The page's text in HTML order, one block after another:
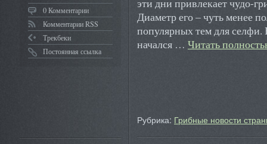
0 Комментарии
Комментарии RSS
Трекбеки
Постоянная ссылка
эти дни привлекает чудо-
Диаметр его – чуть менее
популярных тем для
начался … Читать
Рубрика: Грибные новости